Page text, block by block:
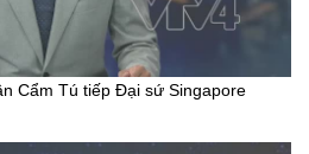
Cẩm Tú tiếp Đại sứ Singapore